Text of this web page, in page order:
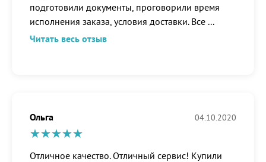
подготовили документы, проговорили время
исполнения заказа, условия доставки. Все ...
Читать весь отзыв
Ольга 04.10.2020
Отличное качество. Отличный сервис! Купили